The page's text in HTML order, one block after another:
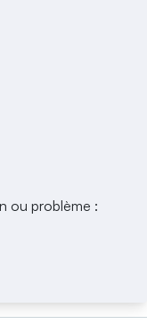
ou problème :